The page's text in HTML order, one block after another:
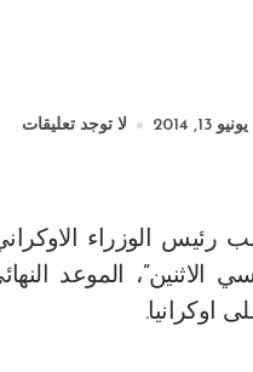
يونيو 13, 2014 لا توجد تعليقات
رئيس الوزراء
الاثنين”، الموعد
اوكرانيا.